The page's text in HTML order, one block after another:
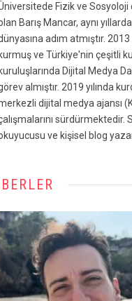
Fizik ve Sosyoloji
Barış Mancar, aynı
adım atmıştır.
kurmuş ve Türkiye'nin çeşitli
kuruluşlarında Dijital Medya
almıştır. 2019 yılında
dijital medya ajansı
sürdürmektedir.
ve kişisel blog